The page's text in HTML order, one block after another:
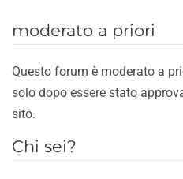
moderato a priori
Questo forum è moderato a
solo dopo essere stato
sito.
Chi sei?